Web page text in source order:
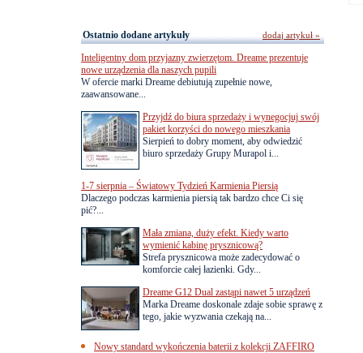
Ostatnio dodane artykuły
Inteligentny dom przyjazny zwierzętom. Dreame prezentuje
nowe urządzenia dla naszych pupili
W ofercie marki Dreame debiutują zupełnie nowe,
zaawansowane...
Przyjdź do biura sprzedaży i wynegocjuj swój
pakiet korzyści do nowego mieszkania
Sierpień to dobry moment, aby odwiedzić
biuro sprzedaży Grupy Murapol i...
1-7 sierpnia – Światowy Tydzień Karmienia Piersią
Dlaczego podczas karmienia piersią tak bardzo chce Ci się
pić?...
Mała zmiana, duży efekt. Kiedy warto
wymienić kabinę prysznicową?
Strefa prysznicowa może zadecydować o
komforcie całej łazienki. Gdy...
Dreame G12 Dual zastąpi nawet 5 urządzeń
Marka Dreame doskonale zdaje sobie sprawę z
tego, jakie wyzwania czekają na...
Nowy standard wykończenia baterii z kolekcji ZAFFIRO
dodaj artykuł »